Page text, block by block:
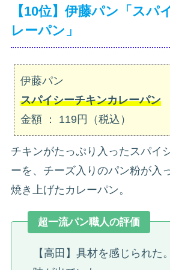
【10位】伊藤パン「スパ
レーパン」
伊藤パン
スパイシーチキンカレーパン
金額 ： 119円（税込）
チキンがたっぷり入ったスパイ
ーを、チーズ入りのパン粉が入
焼き上げたカレーパン。
超一流パン職人の評価
【高田】具材を感じられた